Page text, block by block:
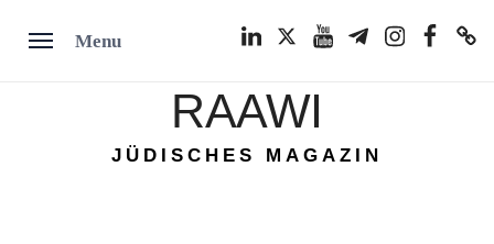
Menu
RAAWI
JÜDISCHES MAGAZIN